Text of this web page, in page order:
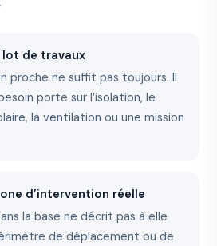
lot de travaux
proche ne suffit pas toujours. Il
porte sur l’isolation, le
la ventilation ou une mission
d’intervention réelle
la base ne décrit pas à elle
de déplacement ou de